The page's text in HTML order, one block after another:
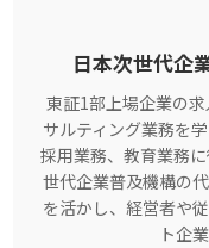
日本次世代企
東証1部上場企業の
サルティング業務を
採用業務、教育業務
世代企業普及機構の
を活かし、経営者や
ト企